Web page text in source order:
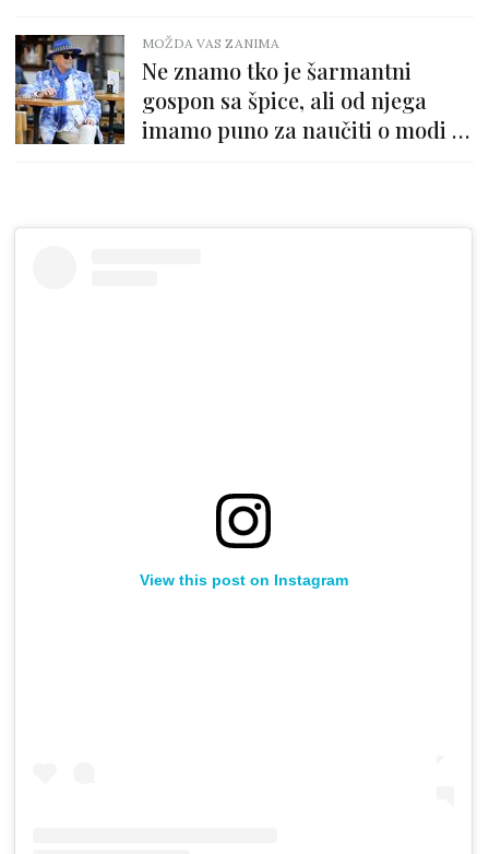
MOŽDA VAS ZANIMA
Ne znamo tko je šarmantni
gospon sa špice, ali od njega
imamo puno za naučiti o modi i
View this post on Instagram